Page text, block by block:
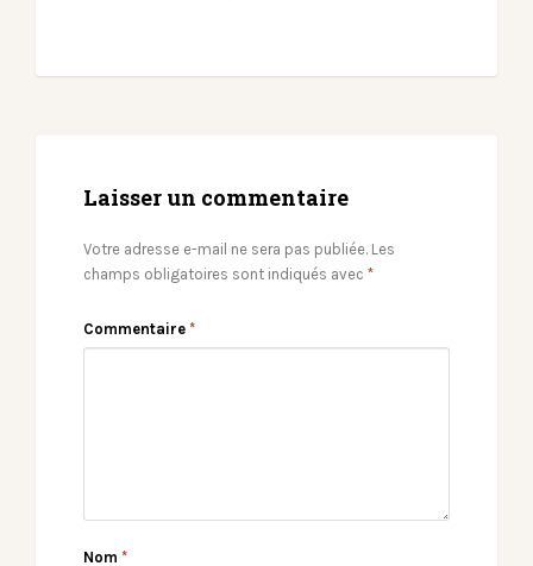
Laisser un commentaire
Votre adresse e-mail ne sera pas publiée. Les
champs obligatoires sont indiqués avec *
Commentaire *
Nom *